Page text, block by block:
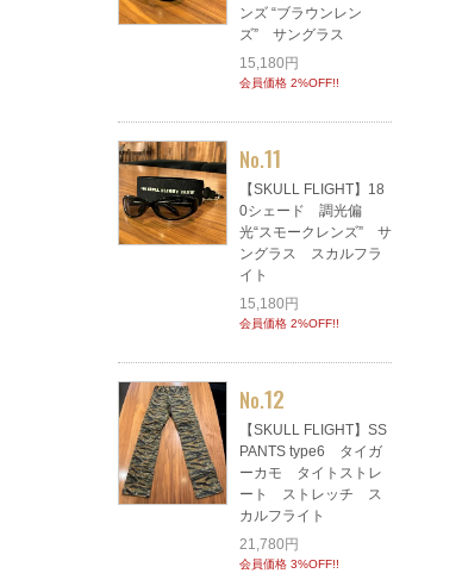
ンズ “ブラウンレン
ズ” サングラス
15,180円
会員価格 2%OFF!!
No.11
【SKULL FLIGHT】18
0シェード 調光偏
光“スモークレンズ” サ
ングラス スカルフラ
イト
15,180円
会員価格 2%OFF!!
No.12
【SKULL FLIGHT】SS
PANTS type6 タイガ
ーカモ タイトストレ
ート ストレッチ ス
カルフライト
21,780円
会員価格 3%OFF!!